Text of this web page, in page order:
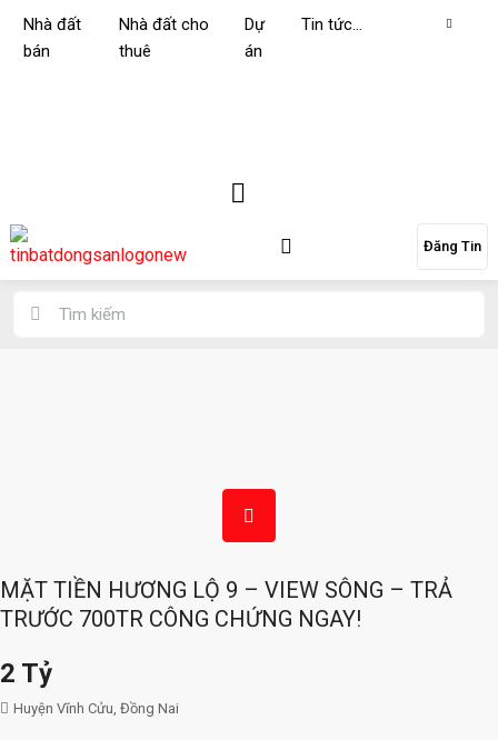
Nhà đất
bán
Nhà đất cho
thuê
Dự
án
Tin tức…
Đăng Tin
MẶT TIỀN HƯƠNG LỘ 9 – VIEW SÔNG – TRẢ
TRƯỚC 700TR CÔNG CHỨNG NGAY!
2 Tỷ
Huyện Vĩnh Cửu, Đồng Nai